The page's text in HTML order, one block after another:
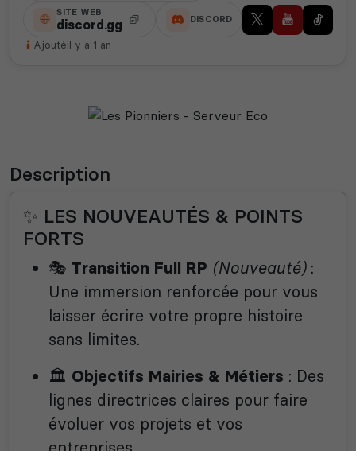
SITE WEB
discord.gg DISCORD
Ajoutéil y a 1 an
Description
✨ LES NOUVEAUTÉS & POINTS
FORTS
🎭 Transition Full RP (Nouveauté):
Une immersion renforcée pour vous
laisser écrire votre propre histoire
sans limites.
🏛️ Objectifs Mairies & Métiers : Des
lignes directrices claires pour faire
évoluer vos projets et vos